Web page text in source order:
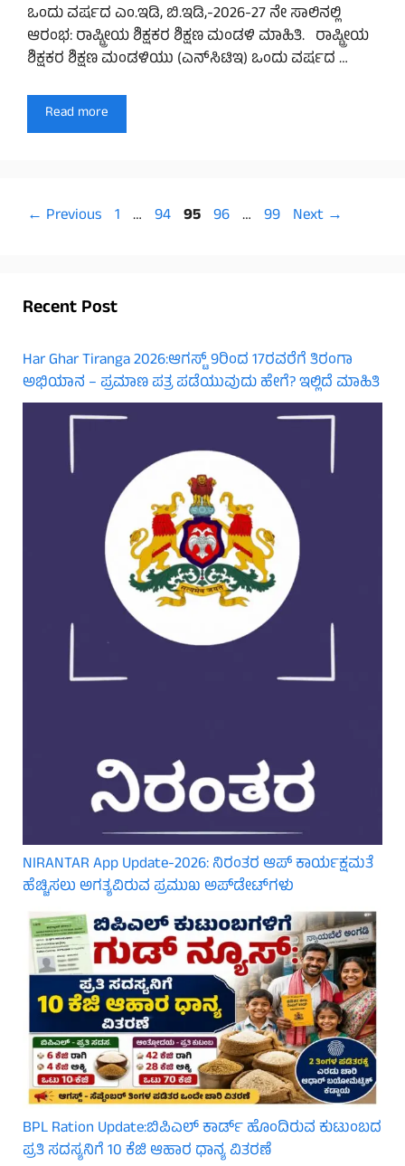
ಒಂದು ವರ್ಷದ ಎಂ.ಇಡಿ, ಬಿ.ಇಡಿ,-2026-27 ನೇ ಸಾಲಿನಲ್ಲಿ
ಆರಂಭ: ರಾಷ್ಟ್ರೀಯ ಶಿಕ್ಷಕರ ಶಿಕ್ಷಣ ಮಂಡಳಿ ಮಾಹಿತಿ. ರಾಷ್ಟ್ರೀಯ
ಶಿಕ್ಷಕರ ಶಿಕ್ಷಣ ಮಂಡಳಿಯು (ಎನ್‌ಸಿಟಿಇ) ಒಂದು ವರ್ಷದ …
Read more
← Previous Page
1 … Page
94 Page
95 Page
96 … Page
99 Next →
Recent Post
Har Ghar Tiranga 2026:ಆಗಸ್ಟ್ 9ರಿಂದ 17ರವರೆಗೆ ತಿರಂಗಾ
ಅಭಿಯಾನ – ಪ್ರಮಾಣ ಪತ್ರ ಪಡೆಯುವುದು ಹೇಗೆ? ಇಲ್ಲಿದೆ ಮಾಹಿತಿ
NIRANTAR App Update-2026: ನಿರಂತರ ಆಪ್ ಕಾರ್ಯಕ್ಷಮತೆ
ಹೆಚ್ಚಿಸಲು ಅಗತ್ಯವಿರುವ ಪ್ರಮುಖ ಅಪ್‌ಡೇಟ್‌ಗಳು
BPL Ration Update:ಬಿಪಿಎಲ್‌ ಕಾರ್ಡ್ ಹೊಂದಿರುವ ಕುಟುಂಬದ
ಪ್ರತಿ ಸದಸ್ಯನಿಗೆ 10 ಕೆಜಿ ಆಹಾರ ಧಾನ್ಯ ವಿತರಣೆ